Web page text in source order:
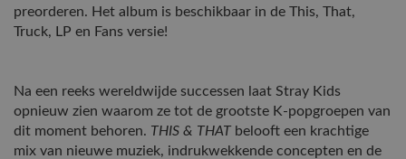
preorderen. Het album is beschikbaar in de This, That,
Truck, LP en Fans versie!
Na een reeks wereldwijde successen laat Stray Kids
opnieuw zien waarom ze tot de grootste K-popgroepen van
dit moment behoren. THIS & THATbelooft een krachtige
mix van nieuwe muziek, indrukwekkende concepten en de